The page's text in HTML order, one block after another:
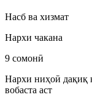
Насб ва хизмат
Нархи чакана
9 сомонӣ
Нархи ниҳоӣ дақиқ
вобаста аст